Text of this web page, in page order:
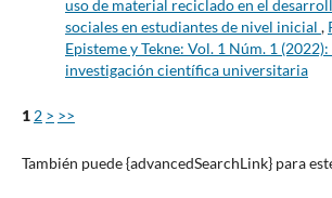
uso de material reciclado en el
sociales en estudiantes de nivel inicial ,
Episteme y Tekne: Vol. 1 Núm. 1
investigación científica universitaria
1 2 > >>
También puede {advancedSearchLink} para